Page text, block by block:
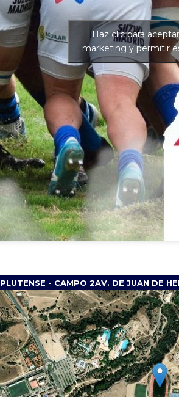
Haz clic para
marketing y permitir
- CAMPO 2AV. DE JUAN DE